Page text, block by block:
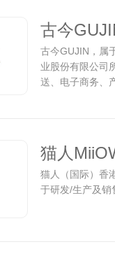
古今
古今GUJIN，属
业股份有限公司
送、电子商务、
猫人
猫人（国际）香
于研发/生产及销